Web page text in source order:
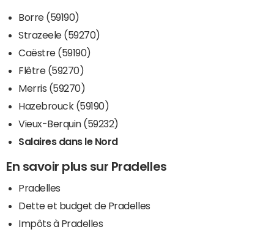
Borre (59190)
Strazeele (59270)
Caëstre (59190)
Flêtre (59270)
Merris (59270)
Hazebrouck (59190)
Vieux-Berquin (59232)
Salaires dans le Nord
En savoir plus sur Pradelles
Pradelles
Dette et budget de Pradelles
Impôts à Pradelles